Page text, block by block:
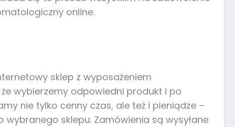
online.
sklep z wyposażeniem
wybierzemy odpowiedni produkt i po
nie tylko cenny czas, ale też i pieniądze –
sklepu. Zamówienia są wysyłane